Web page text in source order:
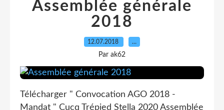
Assemblée générale
2018
12.07.2018 …
Par ak62
Télécharger " Convocation AGO 2018 -
Mandat " Cucq Trépied Stella 2020 Assemblée